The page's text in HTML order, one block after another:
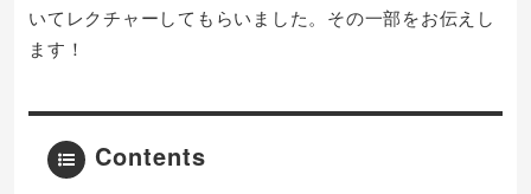
いてレクチャーしてもらいました。その一部をお伝えし
ます！
Contents